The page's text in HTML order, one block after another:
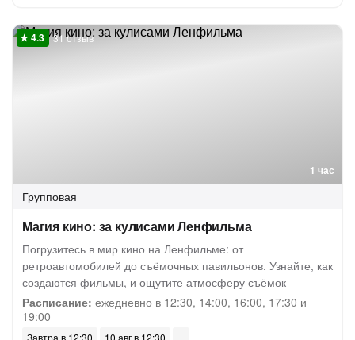
1 час
31 отзыв
Групповая
Магия кино: за кулисами Ленфильма
Погрузитесь в мир кино на Ленфильме: от
ретроавтомобилей до съёмочных павильонов. Узнайте, как
создаются фильмы, и ощутите атмосферу съёмок
Расписание: ежедневно в 12:30, 14:00, 16:00, 17:30 и
19:00
Завтра в 12:30 10 авг в 12:30